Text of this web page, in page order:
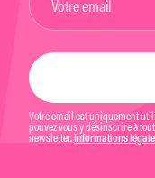
Votre email est uniquement
pouvez vous y désinscrire à
newsletter. Informations